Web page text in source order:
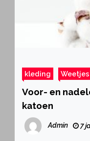
kleding Weetjes
Voor- en
katoen
Admin 7